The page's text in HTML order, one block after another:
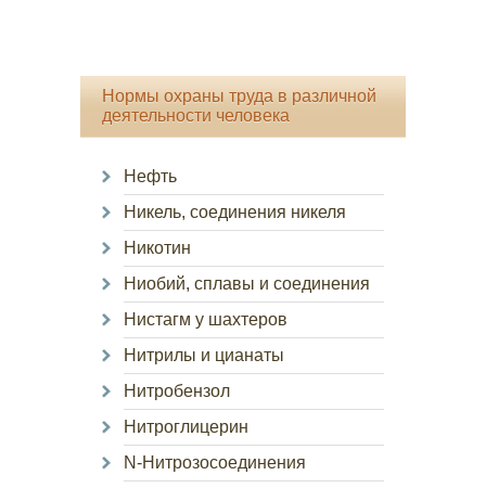
Нормы охраны труда в различной
деятельности человека
Нефть
Никель, соединения никеля
Никотин
Ниобий, сплавы и соединения
Нистагм у шахтеров
Нитрилы и цианаты
Нитробензол
Нитроглицерин
N-Нитрозосоединения